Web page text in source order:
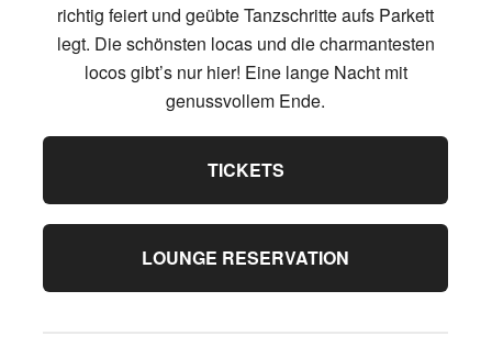
richtig feiert und geübte Tanzschritte aufs Parkett
legt. Die schönsten locas und die charmantesten
locos gibt’s nur hier! Eine lange Nacht mit
genussvollem Ende.
TICKETS
LOUNGE RESERVATION